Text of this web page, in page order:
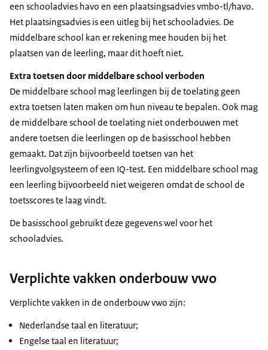
een schooladvies havo en een plaatsingsadvies vmbo-tl/havo.
Het plaatsingsadvies is een uitleg bij het schooladvies. De
middelbare school kan er rekening mee houden bij het
plaatsen van de leerling, maar dit hoeft niet.
Extra toetsen door middelbare school verboden
De middelbare school mag leerlingen bij de toelating geen
extra toetsen laten maken om hun niveau te bepalen. Ook mag
de middelbare school de toelating niet onderbouwen met
andere toetsen die leerlingen op de basisschool hebben
gemaakt. Dat zijn bijvoorbeeld toetsen van het
leerlingvolgsysteem of een IQ-test. Een middelbare school mag
een leerling bijvoorbeeld niet weigeren omdat de school de
toetsscores te laag vindt.
De basisschool gebruikt deze gegevens wel voor het
schooladvies.
Verplichte vakken onderbouw vwo
Verplichte vakken in de onderbouw vwo zijn:
Nederlandse taal en literatuur;
Engelse taal en literatuur;